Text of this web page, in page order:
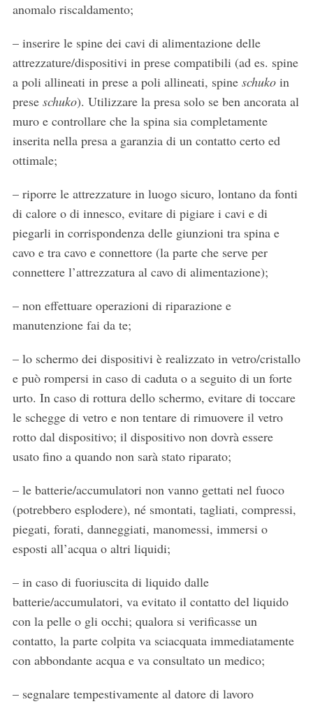
anomalo riscaldamento;
– inserire le spine dei cavi di alimentazione delle
attrezzature/dispositivi in prese compatibili (ad es. spine
a poli allineati in prese a poli allineati, spine schukoin
prese schuko). Utilizzare la presa solo se ben ancorata al
muro e controllare che la spina sia completamente
inserita nella presa a garanzia di un contatto certo ed
ottimale;
– riporre le attrezzature in luogo sicuro, lontano da fonti
di calore o di innesco, evitare di pigiare i cavi e di
piegarli in corrispondenza delle giunzioni tra spina e
cavo e tra cavo e connettore (la parte che serve per
connettere l’attrezzatura al cavo di alimentazione);
– non effettuare operazioni di riparazione e
manutenzione fai da te;
– lo schermo dei dispositivi è realizzato in vetro/cristallo
e può rompersi in caso di caduta o a seguito di un forte
urto. In caso di rottura dello schermo, evitare di toccare
le schegge di vetro e non tentare di rimuovere il vetro
rotto dal dispositivo; il dispositivo non dovrà essere
usato fino a quando non sarà stato riparato;
– le batterie/accumulatori non vanno gettati nel fuoco
(potrebbero esplodere), né smontati, tagliati, compressi,
piegati, forati, danneggiati, manomessi, immersi o
esposti all’acqua o altri liquidi;
– in caso di fuoriuscita di liquido dalle
batterie/accumulatori, va evitato il contatto del liquido
con la pelle o gli occhi; qualora si verificasse un
contatto, la parte colpita va sciacquata immediatamente
con abbondante acqua e va consultato un medico;
– segnalare tempestivamente al datore di lavoro